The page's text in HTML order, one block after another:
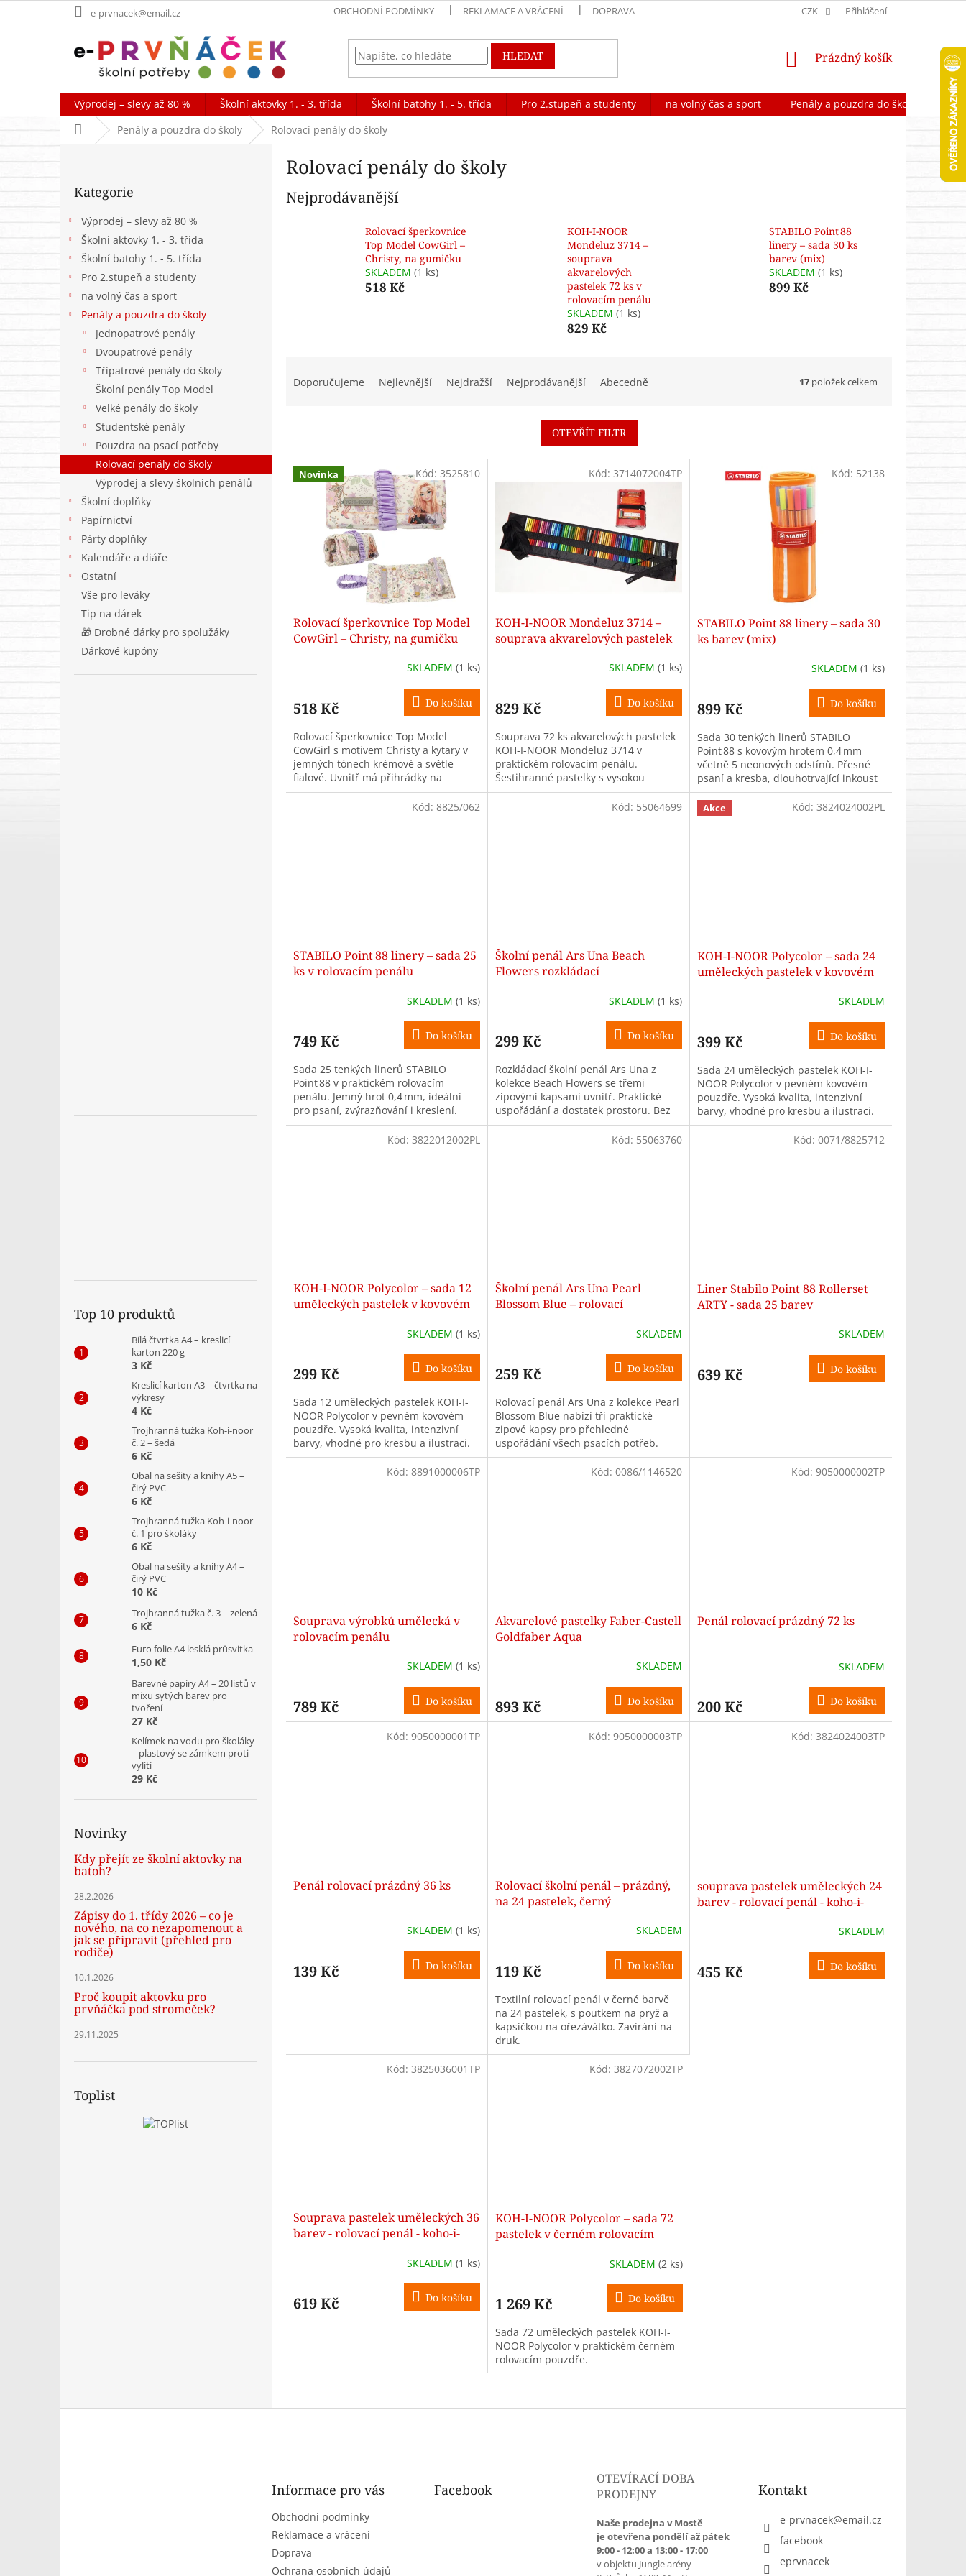
na
e-prvnacek@email.cz OBCHODNÍ PODMÍNKY REKLAMACE A VRÁCENÍ DOPRAVA FORMULÁŘ NA ODSTOUPENÍ OD
CZK Přihlášení
HLEDAT
NÁKUPNÍ
Prázdný košík
Výprodej – slevy až 80 % Školní aktovky 1. - 3. třída Školní batohy 1. - 5. třída Pro 2.stupeň a studenty na volný čas a sport Penály a pouzdra do školy
Domů Penály a pouzdra do školy Rolovací penály do školy
P
n
kategorie
Kategorie
Výprodej – slevy až 80 %
Školní aktovky 1. - 3. třída
Školní batohy 1. - 5. třída
Pro 2.stupeň a studenty
na volný čas a sport
Penály a pouzdra do školy
Jednopatrové penály
Dvoupatrové penály
Třípatrové penály do školy
Školní penály Top Model
Velké penály do školy
Studentské penály
Pouzdra na psací potřeby
Rolovací penály do školy
Výprodej a slevy školních penálů
Školní doplňky
Papírnictví
Párty doplňky
Kalendáře a diáře
Ostatní
Vše pro leváky
Tip na dárek
🎁 Drobné dárky pro spolužáky
Dárkové kupóny
Top 10 produktů
Bílá čtvrtka A4 – kreslicí
karton 220 g
3 Kč
Kreslicí karton A3 – čtvrtka na
výkresy
4 Kč
Trojhranná tužka Koh-i-noor
č. 2 – šedá
6 Kč
Obal na sešity a knihy A5 –
čirý PVC
6 Kč
Trojhranná tužka Koh-i-noor
č. 1 pro školáky
6 Kč
Obal na sešity a knihy A4 –
čirý PVC
10 Kč
Trojhranná tužka č. 3 – zelená
6 Kč
Euro folie A4 lesklá průsvitka
1,50 Kč
Barevné papíry A4 – 20 listů v
mixu sytých barev pro
tvoření
27 Kč
Kelímek na vodu pro školáky
– plastový se zámkem proti
vylití
29 Kč
Novinky
Kdy přejít ze školní aktovky na
batoh?
28.2.2026
Zápisy do 1. třídy 2026 – co je
nového, na co nezapomenout a
jak se připravit (přehled pro
rodiče)
10.1.2026
Proč koupit aktovku pro
prvňáčka pod stromeček?
29.11.2025
Toplist
Rolovací penály do školy
Nejprodávanější
Rolovací šperkovnice
Top Model CowGirl –
Christy, na gumičku
SKLADEM (1 ks)
518 Kč
KOH-I-NOOR
Mondeluz 3714 –
souprava
akvarelových
pastelek 72 ks v
rolovacím penálu
SKLADEM (1 ks)
829 Kč
STABILO Point 88
linery – sada 30 ks
barev (mix)
SKLADEM (1 ks)
899 Kč
Doporučujeme Nejlevnější Nejdražší Nejprodávanější Abecedně 17 položek celkem
OTEVŘÍT FILTR
V
k
Novinka
Rolovací šperkovnice Top Model
CowGirl – Christy, na gumičku
SKLADEM (1 ks)
518 Kč Do košíku
Rolovací šperkovnice Top Model
CowGirl s motivem Christy a kytary v
jemných tónech krémové a světle
fialové. Uvnitř má přihrádky na
náhrdelníky, náramky, prsteny i
Kód: 3525810
KOH-I-NOOR Mondeluz 3714 –
souprava akvarelových pastelek
SKLADEM (1 ks)
829 Kč Do košíku
Souprava 72 ks akvarelových pastelek
KOH-I-NOOR Mondeluz 3714 v
praktickém rolovacím penálu.
Šestihranné pastelky s vysokou
světlostálostí a možností akvarelového
Kód: 3714072004TP
STABILO Point 88 linery – sada 30
ks barev (mix)
SKLADEM (1 ks)
899 Kč Do košíku
Sada 30 tenkých linerů STABILO
Point 88 s kovovým hrotem 0,4 mm
včetně 5 neonových odstínů. Přesné
psaní a kresba, dlouhotrvající inkoust
– ideální na školní poznámky či...
Kód: 52138
STABILO Point 88 linery – sada 25
ks v rolovacím penálu
SKLADEM (1 ks)
749 Kč Do košíku
Sada 25 tenkých linerů STABILO
Point 88 v praktickém rolovacím
penálu. Jemný hrot 0,4 mm, ideální
pro psaní, zvýrazňování i kreslení.
Kód: 8825/062
Školní penál Ars Una Beach
Flowers rozkládací
SKLADEM (1 ks)
299 Kč Do košíku
Rozkládací školní penál Ars Una z
kolekce Beach Flowers se třemi
zipovými kapsami uvnitř. Praktické
uspořádání a dostatek prostoru. Bez
výbavy.
Kód: 55064699 Akce
KOH-I-NOOR Polycolor – sada 24
uměleckých pastelek v kovovém
SKLADEM
399 Kč Do košíku
Sada 24 uměleckých pastelek KOH-I-
NOOR Polycolor v pevném kovovém
pouzdře. Vysoká kvalita, intenzivní
barvy, vhodné pro kresbu a ilustraci.
Kód: 3824024002PL
KOH-I-NOOR Polycolor – sada 12
uměleckých pastelek v kovovém
SKLADEM (1 ks)
299 Kč Do košíku
Sada 12 uměleckých pastelek KOH-I-
NOOR Polycolor v pevném kovovém
pouzdře. Vysoká kvalita, intenzivní
barvy, vhodné pro kresbu a ilustraci.
Kód: 3822012002PL
Školní penál Ars Una Pearl
Blossom Blue – rolovací
SKLADEM
259 Kč Do košíku
Rolovací penál Ars Una z kolekce Pearl
Blossom Blue nabízí tři praktické
zipové kapsy pro přehledné
uspořádání všech psacích potřeb.
Uvnitř najdete i přihrádku na rozvrh....
Kód: 55063760
Liner Stabilo Point 88 Rollerset
ARTY - sada 25 barev
SKLADEM
639 Kč Do košíku
Kód: 0071/8825712
Souprava výrobků umělecká v
rolovacím penálu
SKLADEM (1 ks)
789 Kč Do košíku
Kód: 8891000006TP
Akvarelové pastelky Faber-Castell
Goldfaber Aqua
SKLADEM
893 Kč Do košíku
Kód: 0086/1146520
Penál rolovací prázdný 72 ks
SKLADEM
200 Kč Do košíku
Kód: 9050000002TP
Penál rolovací prázdný 36 ks
SKLADEM (1 ks)
139 Kč Do košíku
Kód: 9050000001TP
Rolovací školní penál – prázdný,
na 24 pastelek, černý
SKLADEM
119 Kč Do košíku
Textilní rolovací penál v černé barvě
na 24 pastelek, s poutkem na pryž a
kapsičkou na ořezávátko. Zavírání na
druk.
Kód: 9050000003TP
souprava pastelek uměleckých 24
barev - rolovací penál - koho-i-
SKLADEM
455 Kč Do košíku
Kód: 3824024003TP
Souprava pastelek uměleckých 36
barev - rolovací penál - koho-i-
SKLADEM (1 ks)
619 Kč Do košíku
Kód: 3825036001TP
KOH-I-NOOR Polycolor – sada 72
pastelek v černém rolovacím
SKLADEM (2 ks)
1 269 Kč Do košíku
Sada 72 uměleckých pastelek KOH-I-
NOOR Polycolor v praktickém černém
rolovacím pouzdře.
Kód: 3827072002TP
v
Informace pro vás
Obchodní podmínky
Reklamace a vrácení
Doprava
Ochrana osobních údajů
Facebook
OTEVÍRACÍ DOBA
PRODEJNY
Naše prodejna v Mostě
je otevřena pondělí až pátek
9:00 - 12:00 a 13:00 - 17:00
v objektu Jungle arény
Kontakt
e-prvnacek@email.cz
facebook
eprvnacek